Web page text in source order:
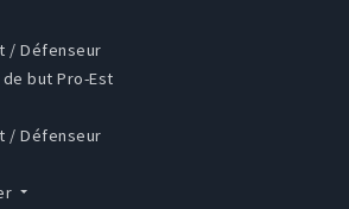
/ Défenseur
but Pro-Est
/ Défenseur